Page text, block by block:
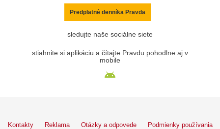
Predplatné denníka Pravda
sledujte naše sociálne siete
stiahnite si aplikáciu a čítajte Pravdu pohodlne aj v
mobile
Kontakty Reklama Otázky a odpovede Podmienky používania